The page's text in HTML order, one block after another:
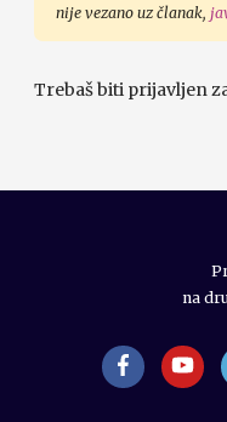
nije vezano uz članak,
Trebaš biti prijavljen
na